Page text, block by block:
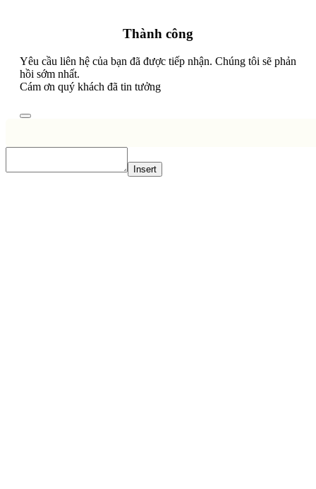
Thành công
Yêu cầu liên hệ của bạn đã được tiếp nhận. Chúng tôi sẽ phản
hồi sớm nhất.
Cám ơn quý khách đã tin tưởng
Insert